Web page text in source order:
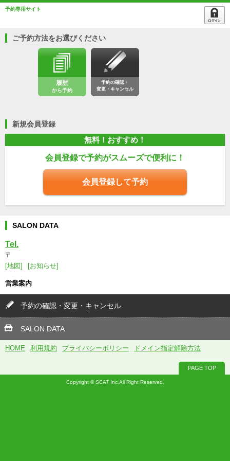
予約専用サイト
ご予約方法をお選びください
履歴
から予約
予約の確認・
変更・キャンセル
新規会員登録
無料！おすすめ！
会員登録で予約がスムーズで便利に！
会員登録して予約
SALON DATA
Tel.
〒
[地図]
[お知らせ]
営業案内
予約の確認・変更・キャンセル
SALON DATA
HOME 利用規約 プライバシーポリシー ドメイン指定解除方法
PAGE TOP
Copyright © SCAT Inc.All Right Reserved.